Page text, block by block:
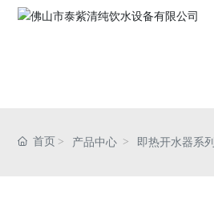
首页 产品中心 即热开水器系列